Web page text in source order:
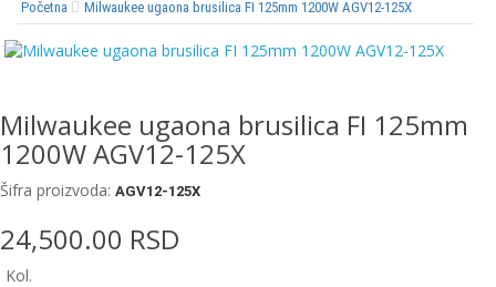
Bernardo
rezne
ploče
EWM
aparati
za
zavarivanje
Početna Milwaukee ugaona brusilica FI 125mm 1200W AGV12-125X
Milwaukee ugaona brusilica FI 125mm
1200W AGV12-125X
Šifra proizvoda: AGV12-125X
24,500.00 RSD
Kol.